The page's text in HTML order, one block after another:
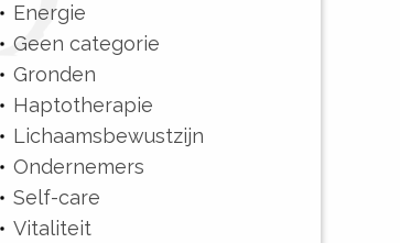
Energie
Geen categorie
Gronden
Haptotherapie
Lichaamsbewustzijn
Ondernemers
Self-care
Vitaliteit